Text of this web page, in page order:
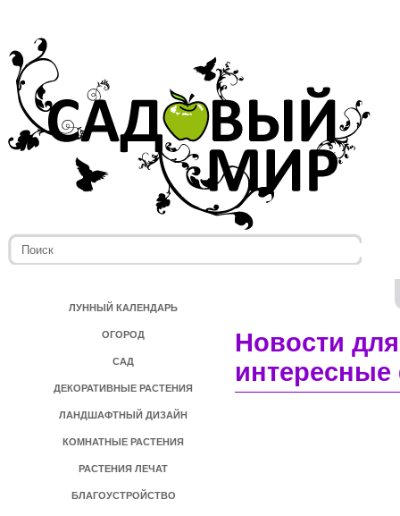
ЛУННЫЙ КАЛЕНДАРЬ
ОГОРОД
САД
ДЕКОРАТИВНЫЕ РАСТЕНИЯ
ЛАНДШАФТНЫЙ ДИЗАЙН
КОМНАТНЫЕ РАСТЕНИЯ
РАСТЕНИЯ ЛЕЧАТ
БЛАГОУСТРОЙСТВО
Новости